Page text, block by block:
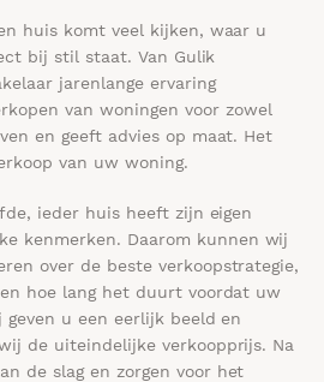
huis komt veel ­kijken, waar u
bij stil staat. Van Gulik
jarenlange ervaring
van woningen voor zowel
en geeft advies op maat. Het
van uw woning.
ieder huis heeft zijn eigen
kenmerken. Daarom kunnen wij
over de beste verkoopstrategie,
hoe lang het duurt voordat uw
u een eerlijk beeld en
de uiteindelijke verkoopprijs. Na
de slag en zorgen voor het